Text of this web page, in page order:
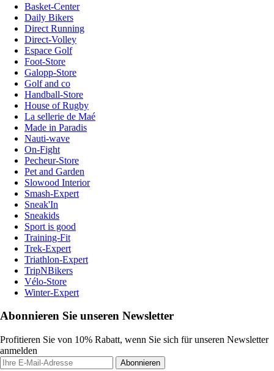
Basket-Center
Daily Bikers
Direct Running
Direct-Volley
Espace Golf
Foot-Store
Galopp-Store
Golf and co
Handball-Store
House of Rugby
La sellerie de Maé
Made in Paradis
Nauti-wave
On-Fight
Pecheur-Store
Pet and Garden
Slowood Interior
Smash-Expert
Sneak'In
Sneakids
Sport is good
Training-Fit
Trek-Expert
Triathlon-Expert
TripNBikers
Vélo-Store
Winter-Expert
Abonnieren Sie unseren Newsletter
Profitieren Sie von 10% Rabatt, wenn Sie sich für unseren Newsletter
anmelden
Abonnieren